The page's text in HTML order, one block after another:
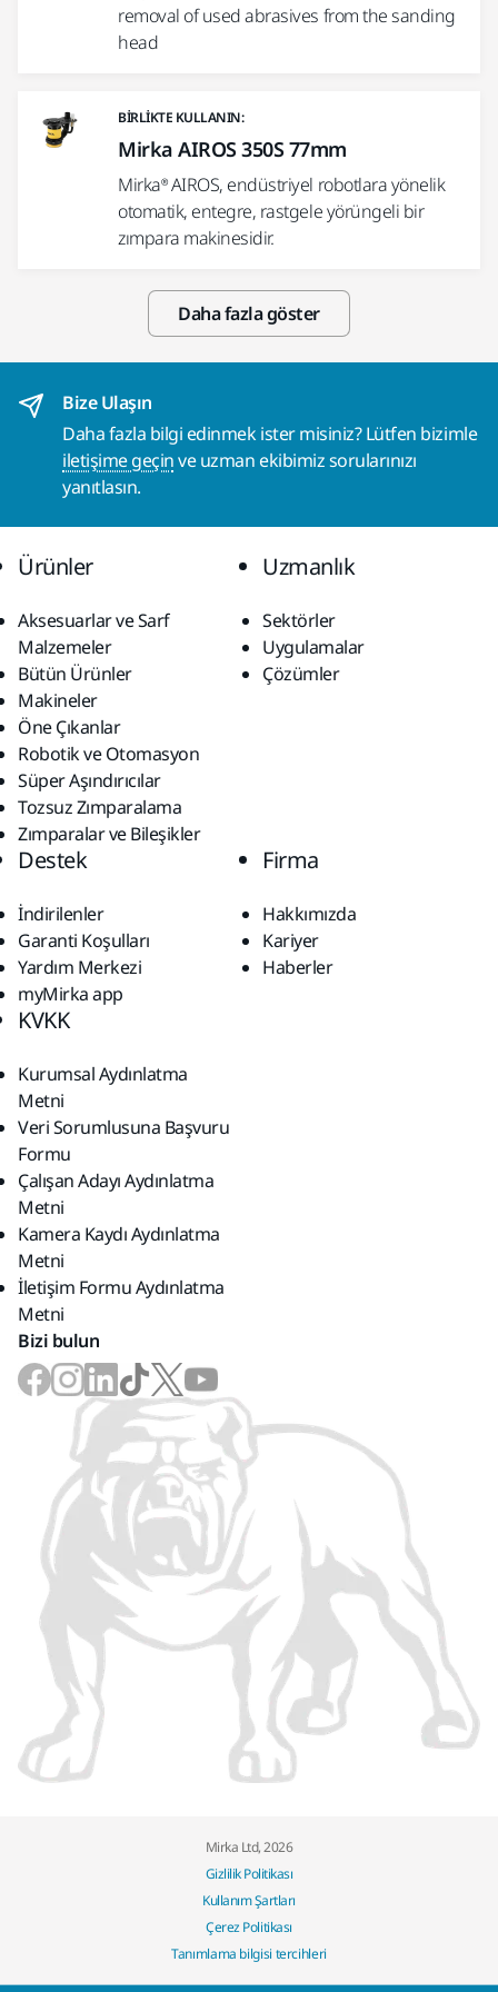
removal of used abrasives from the sanding
head
BIRLIKTE KULLANIN:
Mirka AIROS 350S 77mm
Mirka® AIROS, endüstriyel robotlara yönelik
otomatik, entegre, rastgele yörüngeli bir
zımpara makinesidir.
Daha fazla göster
Bize Ulaşın
Daha fazla bilgi edinmek ister misiniz? Lütfen bizimle
iletişime geçinve uzman ekibimiz sorularınızı
yanıtlasın.
Ürünler
Aksesuarlar ve Sarf
Malzemeler
Bütün Ürünler
Makineler
Öne Çıkanlar
Robotik ve Otomasyon
Süper Aşındırıcılar
Tozsuz Zımparalama
Zımparalar ve Bileşikler
Uzmanlık
Sektörler
Uygulamalar
Çözümler
Destek
İndirilenler
Garanti Koşulları
Yardım Merkezi
myMirka app
Firma
Hakkımızda
Kariyer
Haberler
KVKK
Kurumsal Aydınlatma
Metni
Veri Sorumlusuna Başvuru
Formu
Çalışan Adayı Aydınlatma
Metni
Kamera Kaydı Aydınlatma
Metni
İletişim Formu Aydınlatma
Metni
Bizi bulun
Mirka Ltd, 2026
Gizlilik Politikası
Kullanım Şartları
Çerez Politikası
Tanımlama bilgisi tercihleri